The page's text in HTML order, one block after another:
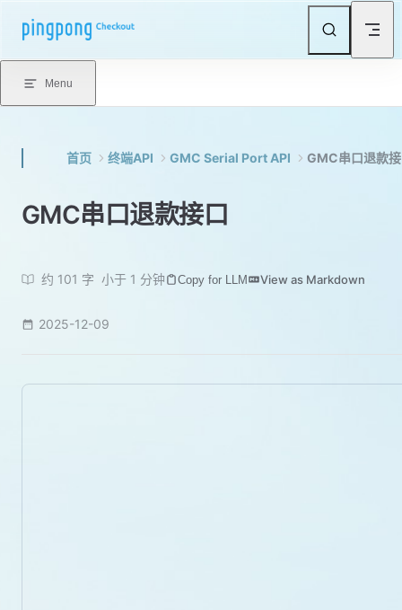
Skip to content
Menu
首页 终端API GMC Serial Port API GMC串口退款
GMC串口退款接口
约 101 字 小于 1 分钟 Copy for LLM View as Markdown
2025-12-09